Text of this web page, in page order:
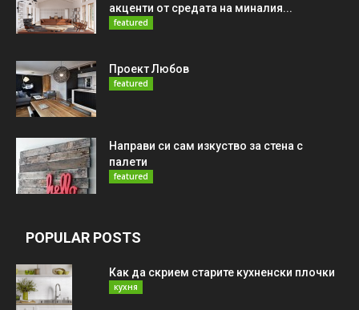
акценти от средата на миналия...
featured
Проект Любов
featured
Направи си сам изкуство за стена с
палети
featured
POPULAR POSTS
Как да скрием старите кухненски плочки
кухня